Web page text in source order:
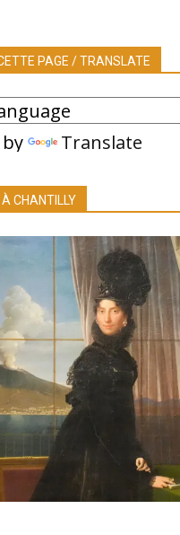
PAGE / TRANSLATE
Translate
CHANTILLY